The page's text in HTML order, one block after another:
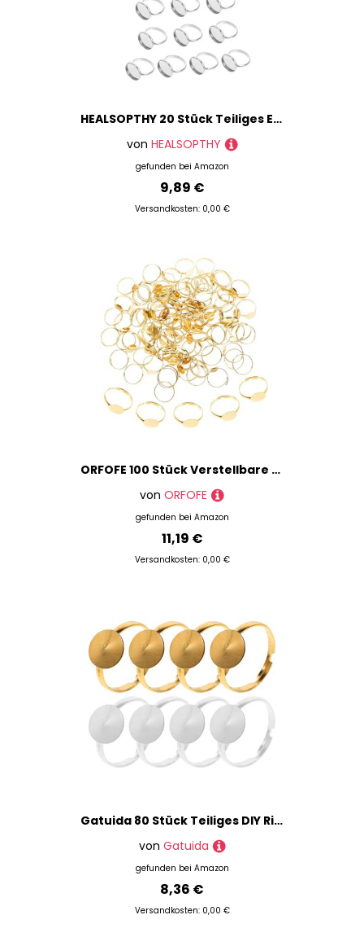
HEALSOPTHY 20 Stück Teiliges Edelstahl Ringrohlinge Verstellbare Ringsockel mit Innenmaß Langlebige Finger Ring Unterlagen für DIY Schmuckherstellung und Cabochon Fassung
von HEALSOPTHY
gefunden bei Amazon
9,89 €
Versandkosten: 0,00 €
ORFOFE 100 Stück Verstellbare Ringrohlinge aus Glatte Oberfläche DIY Schmuck Ring Basen für Individuelle Fingerringe für Kreative Schmuckherstellung und Geschenkideen
von ORFOFE
gefunden bei Amazon
11,19 €
Versandkosten: 0,00 €
Gatuida 80 Stück Teiliges DIY Ringrohling Silber und Goldfarbene Finger Ring Basen Langlebige Schmuckherstellung Zubehör für Kreative Bastelarbeiten
von Gatuida
gefunden bei Amazon
8,36 €
Versandkosten: 0,00 €